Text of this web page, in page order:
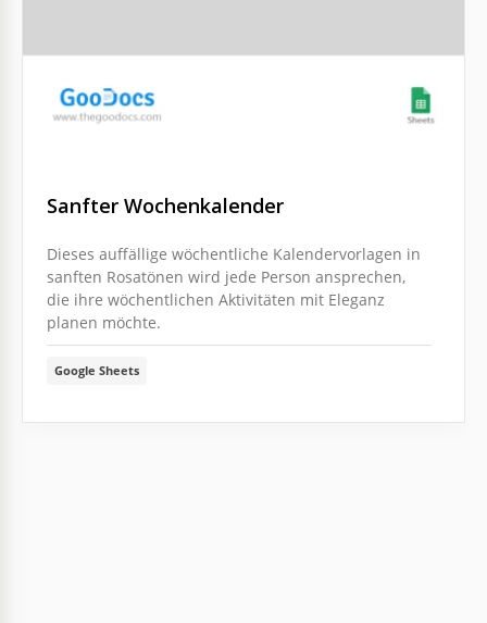
Sanfter Wochenkalender
Dieses auffällige wöchentliche Kalendervorlagen in
sanften Rosatönen wird jede Person ansprechen,
die ihre wöchentlichen Aktivitäten mit Eleganz
planen möchte.
Google Sheets